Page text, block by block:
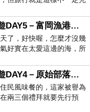
依戀不捨台東六日遊DAY5－富岡漁港、小野柳、加路蘭遊憩區
了，好快喔，怎麼才沒幾
好實在太愛這邊的海，所
大吃小吃台東六日遊DAY4－原始部落原住民風味餐廳
民風味餐的，這家被譽為
兩三個禮拜就要先行預